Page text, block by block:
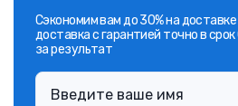
Сэкономим вам до 30% на
доставка с гарантией точно в
за результат